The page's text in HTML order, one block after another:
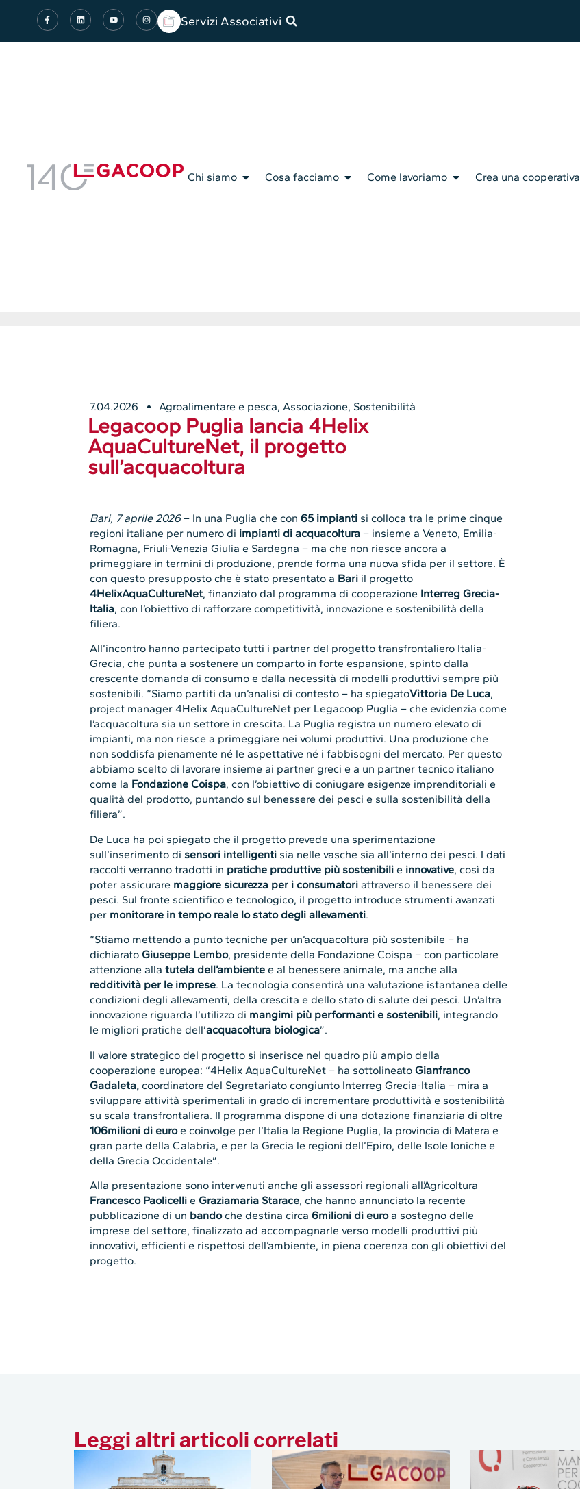
Servizi Associativi
Chi siamo Cosa facciamo Come lavoriamo Crea una cooperativa
7.04.2026 Agroalimentare e pesca,Associazione, Sostenibilità
Legacoop Puglia lancia 4Helix
AquaCultureNet, il progetto
sull’acquacoltura
Bari, 7 aprile 2026– In una Puglia che con65 impianti si colloca tra le prime cinque
regioni italiane per numero di impianti di acquacoltura – insieme a Veneto, Emilia-
Romagna, Friuli-Venezia Giulia e Sardegna – ma che non riesce ancora a
primeggiare in termini di produzione, prende forma una nuova sfida per il settore. È
con questo presupposto che è stato presentato a Bari il progetto
4HelixAquaCultureNet, finanziato dal programma di cooperazione Interreg Grecia-
Italia, con l’obiettivo di rafforzare competitività, innovazione e sostenibilità della
filiera.
All’incontro hanno partecipato tutti i partner del progetto transfrontaliero Italia-
Grecia, che punta a sostenere un comparto in forte espansione, spinto dalla
crescente domanda di consumo e dalla necessità di modelli produttivi sempre più
sostenibili. “Siamo partiti da un’analisi di contesto – ha spiegatoVittoria De Luca,
project manager 4Helix AquaCultureNet per Legacoop Puglia – che evidenzia come
l’acquacoltura sia un settore in crescita. La Puglia registra un numero elevato di
impianti, ma non riesce a primeggiare nei volumi produttivi. Una produzione che
non soddisfa pienamente né le aspettative né i fabbisogni del mercato. Per questo
abbiamo scelto di lavorare insieme ai partner greci e a un partner tecnico italiano
come la Fondazione Coispa, con l’obiettivo di coniugare esigenze imprenditoriali e
qualità del prodotto, puntando sul benessere dei pesci e sulla sostenibilità della
filiera”.
De Luca ha poi spiegato che il progetto prevede una sperimentazione
sull’inserimento di sensori intelligenti sia nelle vasche sia all’interno dei pesci. I dati
raccolti verranno tradotti in pratiche produttive più sostenibilie innovative, così da
poter assicurare maggiore sicurezza per i consumatori attraverso il benessere dei
pesci. Sul fronte scientifico e tecnologico, il progetto introduce strumenti avanzati
per monitorare in tempo reale lo stato degli allevamenti.
“Stiamo mettendo a punto tecniche per un’acquacoltura più sostenibile – ha
dichiaratoGiuseppe Lembo, presidente della Fondazione Coispa – con particolare
attenzione allatutela dell’ambiente e al benessere animale, ma anche alla
redditività per le imprese. La tecnologia consentirà una valutazione istantanea delle
condizioni degli allevamenti, della crescita e dello stato di salute dei pesci. Un’altra
innovazione riguarda l’utilizzo di mangimi più performanti e sostenibili, integrando
le migliori pratiche dell’acquacoltura biologica”.
Il valore strategico del progetto si inserisce nel quadro più ampio della
cooperazione europea: “4Helix AquaCultureNet – ha sottolineatoGianfranco
Gadaleta, coordinatore del Segretariato congiunto Interreg Grecia-Italia – mira a
sviluppare attività sperimentali in grado di incrementare produttività e sostenibilità
su scala transfrontaliera. Il programma dispone di una dotazione finanziaria di oltre
106milioni di euroe coinvolge per l’Italia la Regione Puglia, la provincia di Matera e
gran parte della Calabria, e per la Grecia le regioni dell’Epiro, delle Isole Ioniche e
della Grecia Occidentale”.
Alla presentazione sono intervenuti anche gli assessori regionali all’Agricoltura
Francesco PaolicellieGraziamaria Starace, che hanno annunciato la recente
pubblicazione di un bandoche destina circa6milioni di euroa sostegno delle
imprese del settore, finalizzato ad accompagnarle verso modelli produttivi più
innovativi, efficienti e rispettosi dell’ambiente, in piena coerenza con gli obiettivi del
progetto.
Leggi altri articoli correlati